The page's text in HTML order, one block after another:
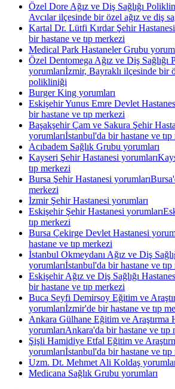
Özel Dore Ağız ve Diş Sağlığı
Avcılar ilçesinde bir özel ağız ve diş
Kartal Dr. Lütfi Kırdar Şehir
bir hastane ve tıp merkezi
Medical Park Hastaneler Grubu
Özel Dentomega Ağız ve Diş Sağlığı
yorumlarıİzmir, Bayraklı ilçesinde bir
polikliniği
Burger King yorumları
Eskişehir Yunus Emre Devlet
bir hastane ve tıp merkezi
Başakşehir Çam ve Sakura Şehir
yorumlarıİstanbul'da bir hastane ve tıp
Acıbadem Sağlık Grubu yorumları
Kayseri Şehir Hastanesi yorumları
tıp merkezi
Bursa Şehir Hastanesi yorumları
merkezi
İzmir Şehir Hastanesi yorumları
Eskişehir Şehir Hastanesi yorumları
tıp merkezi
Bursa Çekirge Devlet Hastanesi
hastane ve tıp merkezi
İstanbul Okmeydanı Ağız ve Diş
yorumlarıİstanbul'da bir hastane ve tıp
Eskişehir Ağız ve Diş Sağlığı
bir hastane ve tıp merkezi
Buca Seyfi Demirsoy Eğitim ve
yorumlarıİzmir'de bir hastane ve tıp
Ankara Gülhane Eğitim ve Araştırma
yorumlarıAnkara'da bir hastane ve tıp
Şişli Hamidiye Etfal Eğitim ve
yorumlarıİstanbul'da bir hastane ve tıp
Uzm. Dt. Mehmet Ali Koldaş
Medicana Sağlık Grubu yorumları